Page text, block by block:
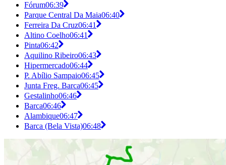
Fórum06:39
Parque Central Da Maia06:40
Ferreira Da Cruz06:41
Altino Coelho06:41
Pinta06:42
Aquilino Ribeiro06:43
Hipermercado06:44
P. Abílio Sampaio06:45
Junta Freg. Barca06:45
Gestalinho06:46
Barca06:46
Alambique06:47
Barca (Bela Vista)06:48